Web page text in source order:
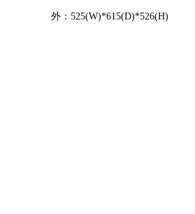
外：525(W)*615(D)*526(H)